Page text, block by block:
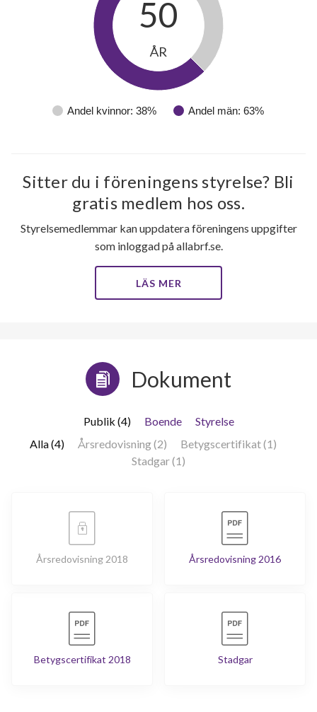
Andel kvinnor: 38% Andel män: 63%
50
ÅR
Sitter du i föreningens styrelse? Bli
gratis medlem hos oss.
Styrelsemedlemmar kan uppdatera föreningens uppgifter
som inloggad på allabrf.se.
LÄS MER
Dokument
Publik (4) Boende
Styrelse
Alla (4)
Årsredovisning (2)
Betygscertifikat (1)
Stadgar (1)
Årsredovisning 2018 Årsredovisning 2016
Betygscertifikat 2018 Stadgar